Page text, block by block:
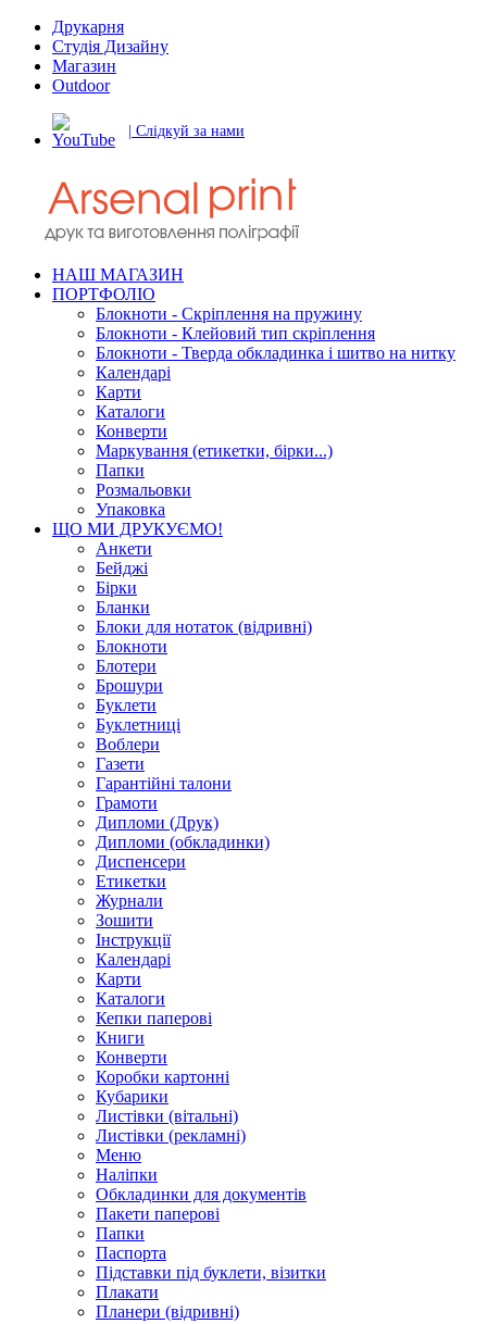
Друкарня
Студія Дизайну
Магазин
Outdoor
| Слідкуй за нами
НАШ МАГАЗИН
ПОРТФОЛІО
Блокноти - Скріплення на пружину
Блокноти - Клейовий тип скріплення
Блокноти - Тверда обкладинка і шитво на нитку
Календарі
Карти
Каталоги
Конверти
Маркування (етикетки, бірки...)
Папки
Розмальовки
Упаковка
ЩО МИ ДРУКУЄМО!
Анкети
Бейджі
Бірки
Бланки
Блоки для нотаток (відривні)
Блокноти
Блотери
Брошури
Буклети
Буклетниці
Воблери
Газети
Гарантійні талони
Грамоти
Дипломи (Друк)
Дипломи (обкладинки)
Диспенсери
Етикетки
Журнали
Зошити
Інструкції
Календарі
Карти
Каталоги
Кепки паперові
Книги
Конверти
Коробки картонні
Кубарики
Листівки (вітальні)
Листівки (рекламні)
Меню
Наліпки
Обкладинки для документів
Пакети паперові
Папки
Паспорта
Підставки під буклети, візитки
Плакати
Планери (відривні)